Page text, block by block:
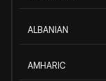
ALBANIAN
AMHARIC